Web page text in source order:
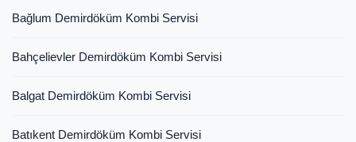
Bağlum Demirdöküm Kombi Servisi
Bahçelievler Demirdöküm Kombi Servisi
Balgat Demirdöküm Kombi Servisi
Batıkent Demirdöküm Kombi Servisi